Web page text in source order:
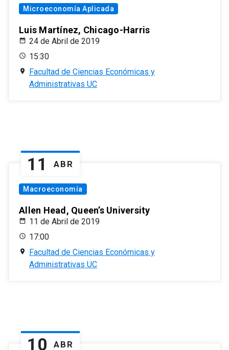
Microeconomía Aplicada
Luis Martínez, Chicago-Harris
24 de Abril de 2019
15:30
Facultad de Ciencias Económicas y
Administrativas UC
11 ABR
Macroeconomía
Allen Head, Queen’s University
11 de Abril de 2019
17:00
Facultad de Ciencias Económicas y
Administrativas UC
10 ABR